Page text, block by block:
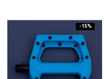
-15%